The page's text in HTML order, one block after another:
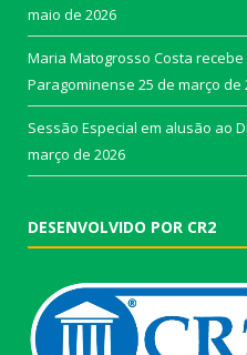
maio de 2026
Maria Matogrosso Costa
Paragominense 25 de março de
Sessão Especial em alusão ao
março de 2026
DESENVOLVIDO POR CR2